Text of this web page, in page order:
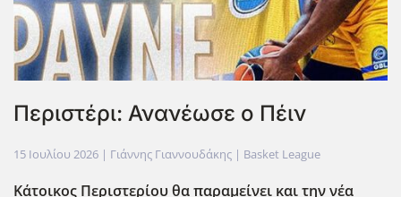
Περιστέρι: Ανανέωσε ο Πέιν
15 Ιουλίου 2026 | Γιάννης Γιαννουδάκης | Basket League
Κάτοικος Περιστερίου θα παραμείνει και την νέα